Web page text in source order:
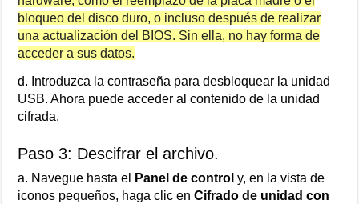
bloqueo del disco duro, o incluso después de realizar
una actualización del BIOS. Sin ella, no hay forma de
acceder a sus datos.
d. Introduzca la contraseña para desbloquear la unidad
USB. Ahora puede acceder al contenido de la unidad
cifrada.
Paso 3: Descifrar el archivo.
a. Navegue hasta el Panel de control y, en la vista de
iconos pequeños, haga clic enCifrado de unidad con